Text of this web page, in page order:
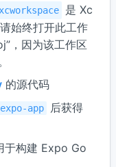
是 Xc
始终打开此工作
，因为该工作区
的源代码
app
后获得
于构建 Expo Go